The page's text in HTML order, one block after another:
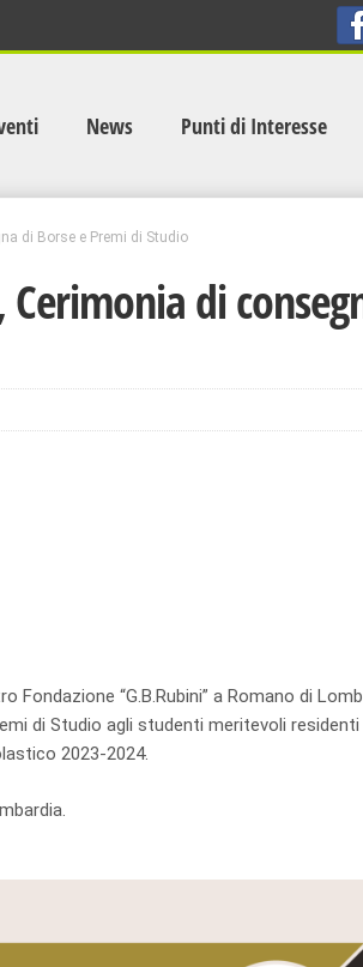
News Punti di Interesse
di Borse e Premi di Studio
di
“G.B.Rubini” a Romano di
di Studio agli studenti meritevoli residenti
2023-2024.